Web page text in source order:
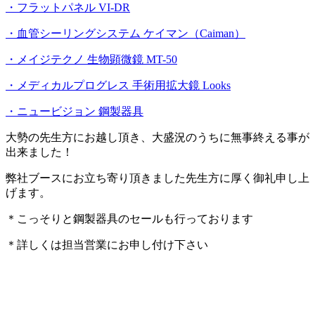
・フラットパネル VI-DR
・血管シーリングシステム ケイマン（Caiman）
・メイジテクノ 生物顕微鏡 MT-50
・メディカルプログレス 手術用拡大鏡 Looks
・ニュービジョン 鋼製器具
大勢の先生方にお越し頂き、大盛況のうちに無事終える事が
出来ました！
弊社ブースにお立ち寄り頂きました先生方に厚く御礼申し上
げます。
＊こっそりと鋼製器具のセールも行っております
＊詳しくは担当営業にお申し付け下さい